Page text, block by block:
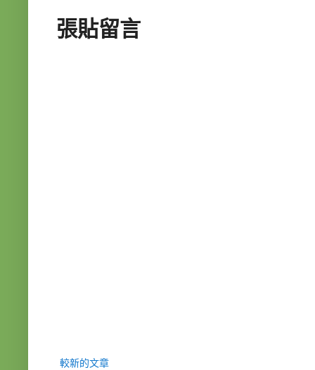
張貼留言
較新的文章